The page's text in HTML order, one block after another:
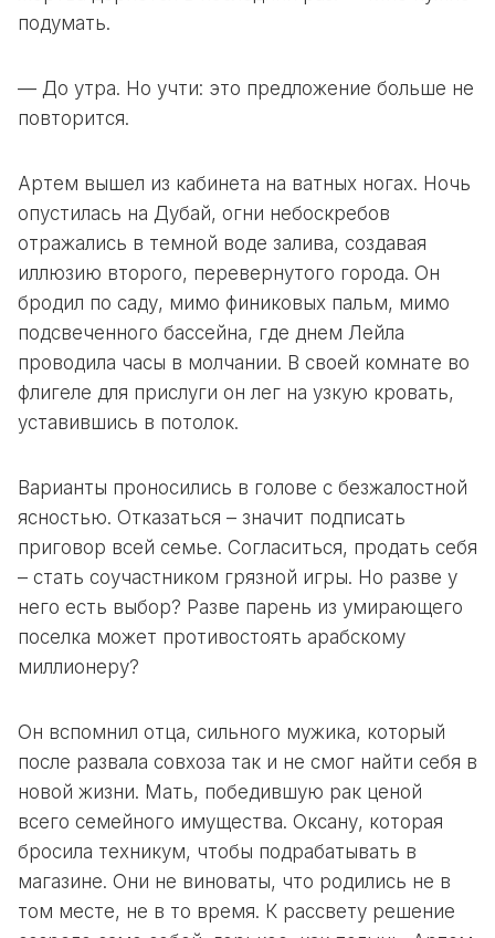
подумать.
— До утра. Но учти: это предложение больше не
повторится.
Артем вышел из кабинета на ватных ногах. Ночь
опустилась на Дубай, огни небоскребов
отражались в темной воде залива, создавая
иллюзию второго, перевернутого города. Он
бродил по саду, мимо финиковых пальм, мимо
подсвеченного бассейна, где днем Лейла
проводила часы в молчании. В своей комнате во
флигеле для прислуги он лег на узкую кровать,
уставившись в потолок.
Варианты проносились в голове с безжалостной
ясностью. Отказаться – значит подписать
приговор всей семье. Согласиться, продать себя
– стать соучастником грязной игры. Но разве у
него есть выбор? Разве парень из умирающего
поселка может противостоять арабскому
миллионеру?
Он вспомнил отца, сильного мужика, который
после развала совхоза так и не смог найти себя в
новой жизни. Мать, победившую рак ценой
всего семейного имущества. Оксану, которая
бросила техникум, чтобы подрабатывать в
магазине. Они не виноваты, что родились не в
том месте, не в то время. К рассвету решение